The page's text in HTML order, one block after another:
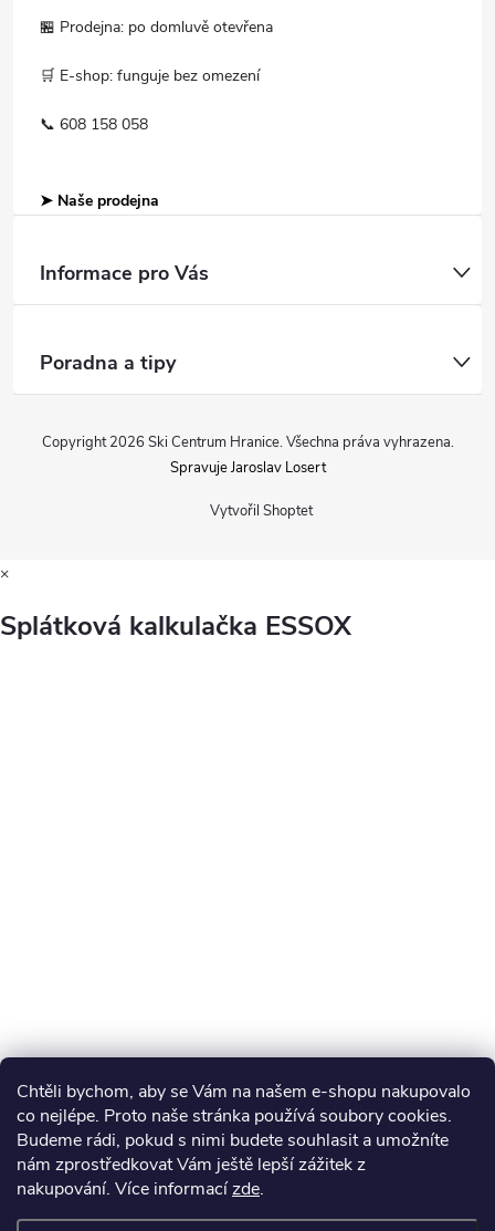
Chtěli bychom, aby se Vám na našem e-shopu nakupovalo
co nejlépe. Proto naše stránka používá soubory cookies.
Budeme rádi, pokud s nimi budete souhlasit a umožníte
nám zprostředkovat Vám ještě lepší zážitek z
nakupování. Více informacízde.
🏪 Prodejna: po domluvě otevřena
🛒 E-shop: funguje bez omezení
📞 608 158 058
➤ Naše prodejna
Informace pro Vás
Poradna a tipy
Vytvořil Shoptet
Copyright 2026 Ski Centrum Hranice. Všechna práva vyhrazena.
Spravuje Jaroslav Losert
×
Splátková kalkulačka ESSOX